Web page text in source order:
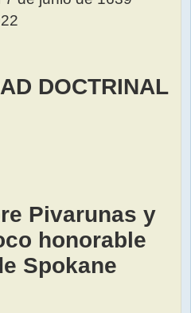
DOCTRINAL
Pivarunas y
honorable
Spokane